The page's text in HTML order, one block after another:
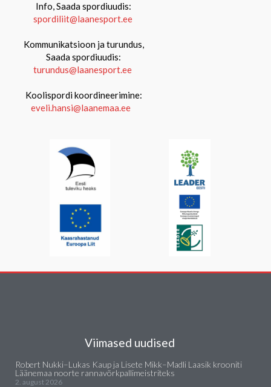
Info, Saada spordiuudis:
spordiliit@laanesport.ee
Kommunikatsioon ja turundus,
Saada spordiuudis:
turundus@laanesport.ee
Koolispordi koordineerimine:
eveli.hansi@laanemaa.ee
Viimased uudised
Robert Nukki–Lukas Kaup ja Lisete Mikk–Madli Laasik krooniti
Läänemaa noorte rannavõrkpallimeistriteks
2. august 2026